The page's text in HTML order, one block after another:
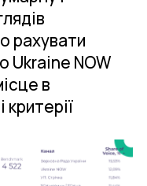
рахувати
Ukraine NOW
в